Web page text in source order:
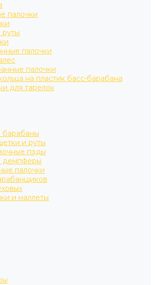
палочки
палочки
палочки
на пластик басс-барабана
для тарелок
барабаны
и руты
пэды
демпферы
палочки
и маллеты